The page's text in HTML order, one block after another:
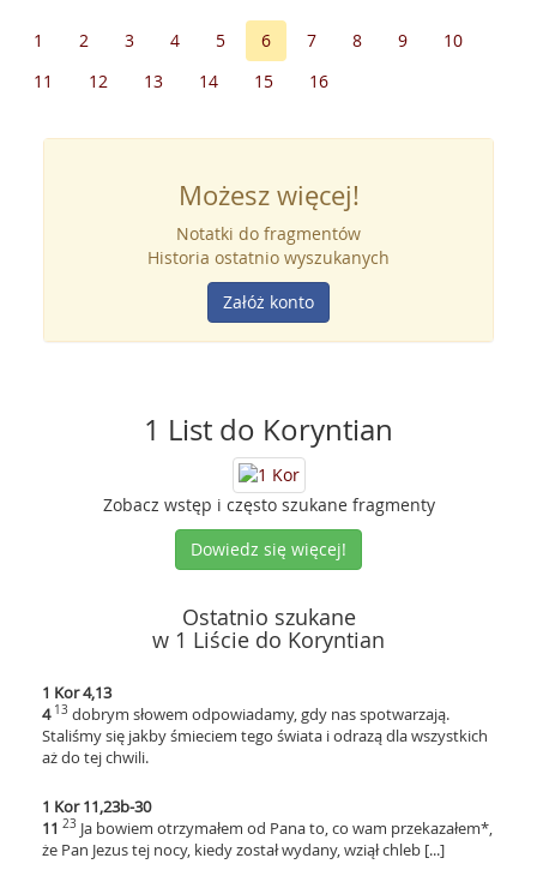
1 2 3 4 5 6 7 8 9
10
11
12 13 14 15 16
Możesz więcej!
Notatki do fragmentów
Historia ostatnio wyszukanych
Załóż konto
1 List do Koryntian
Zobacz wstęp i często szukane fragmenty
Dowiedz się więcej!
Ostatnio szukane
w 1 Liście do Koryntian
1 Kor 4,13
4 13 dobrym słowem odpowiadamy, gdy nas spotwarzają.
Staliśmy się jakby śmieciem tego świata i odrazą dla wszystkich
aż do tej chwili.
1 Kor 11,23b-30
11 23 Ja bowiem otrzymałem od Pana to, co wam przekazałem*,
że Pan Jezus tej nocy, kiedy został wydany, wziął chleb [...]